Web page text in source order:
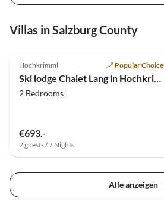
Villas in Salzburg County
Hochkrimml Popular Choice
Ski lodge Chalet Lang in Hochkrimml for 6 people
2 Bedrooms
€693.-
2 guests / 7 Nights
Alle anzeigen